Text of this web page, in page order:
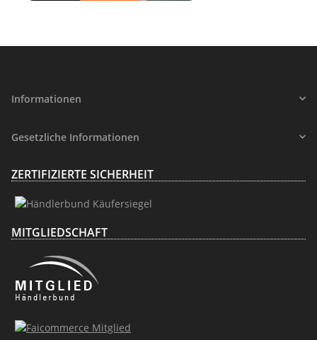
Informationen
Gesetzliche Informationen
ZERTIFIZIERTE SICHERHEIT
MITGLIEDSCHAFT